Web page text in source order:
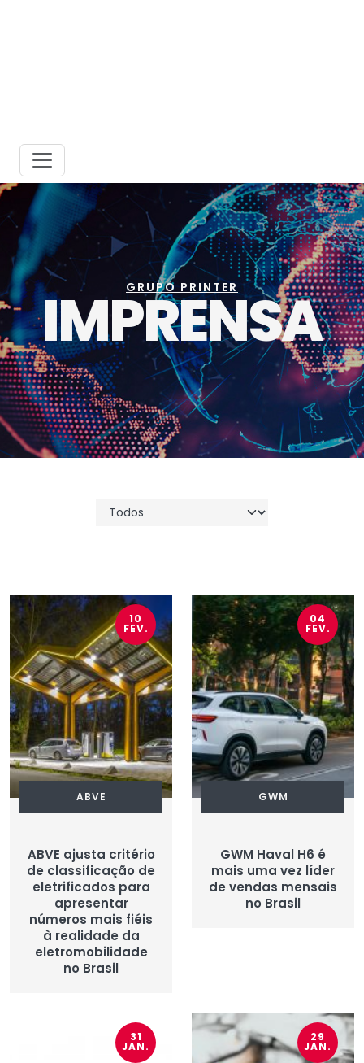
GRUPO PRINTER
IMPRENSA
10
FEV.
ABVE
ABVE ajusta critério
de classificação de
eletrificados para
apresentar
números mais fiéis
à realidade da
eletromobilidade
no Brasil
04
FEV.
GWM
GWM Haval H6 é
mais uma vez líder
de vendas mensais
no Brasil
31
JAN.
29
JAN.